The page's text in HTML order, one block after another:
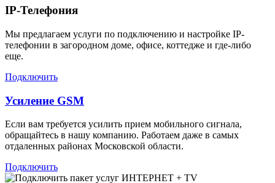
IP-Телефония
Мы предлагаем услуги по подключению и настройке IP-
телефонии в загородном доме, офисе, коттедже и где-либо
еще.
Подключить
Усиление GSM
Если вам требуется усилить прием мобильного сигнала,
обращайтесь в нашу компанию. Работаем даже в самых
отдаленных районах Московской области.
Подключить